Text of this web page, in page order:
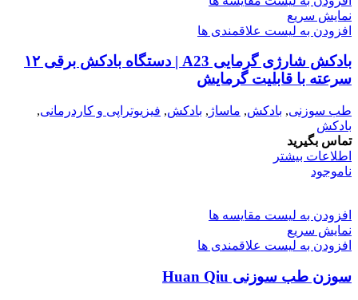
نمایش سریع
افزودن به لیست علاقمندی ها
بادکش شارژی گرمایی A23 | دستگاه بادکش برقی ۱۲
سرعته با قابلیت گرمایش
طب سوزنی, بادکش, ماساژ , بادکش, فیزیوتراپی و کاردرمانی,
بادکش
تماس بگیرید
اطلاعات بیشتر
ناموجود
افزودن به لیست مقایسه ها
نمایش سریع
افزودن به لیست علاقمندی ها
سوزن طب سوزنی Huan Qiu